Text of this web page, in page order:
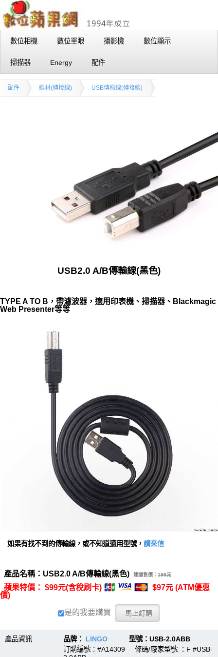
數位相機 數位單眼 攝影機 數位顯示
掃描器 Energy 配件
配件 線材(轉接線) USB傳輸線(轉接線)
USB2.0 A/B傳輸線(黑色)
TYPE A TO B，帶濾波器，適用印表機、掃描器、Blackmagic
Web Presenter等等
如果有找不到的傳輸線，或不知道適用型號， 請來信
產品名稱：USB2.0 A/B傳輸線(黑色) 建議售價： 199元
蘋果特價： $99元(含稅刷卡)
$97元 (ATM優惠
價)
是的我要購買
產品資訊 品牌： LINGO 型號：USB-2.0ABB
訂購編號：#A14309 條碼/廠家型號 ：F #USB-